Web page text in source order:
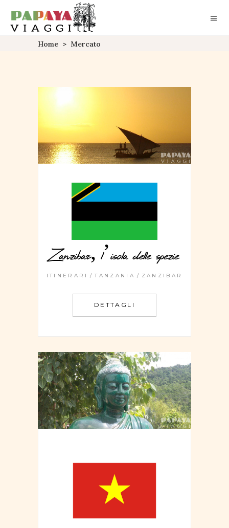
Home > Mercato
Zanzibar, l’isola delle spezie
ITINERARI TANZANIA ZANZIBAR
DETTAGLI